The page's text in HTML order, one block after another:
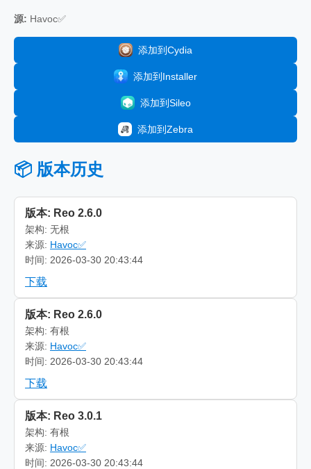
源: Havoc✅
添加到Cydia
添加到Installer
添加到Sileo
添加到Zebra
📦 版本历史
版本: Reo 2.6.0
架构: 无根
来源: Havoc✅
时间: 2026-03-30 20:43:44
下载
版本: Reo 2.6.0
架构: 有根
来源: Havoc✅
时间: 2026-03-30 20:43:44
下载
版本: Reo 3.0.1
架构: 有根
来源: Havoc✅
时间: 2026-03-30 20:43:44